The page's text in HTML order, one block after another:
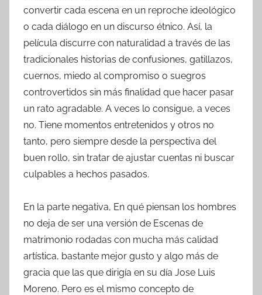
convertir cada escena en un reproche ideológico
o cada diálogo en un discurso étnico. Así, la
película discurre con naturalidad a través de las
tradicionales historias de confusiones, gatillazos,
cuernos, miedo al compromiso o suegros
controvertidos sin más finalidad que hacer pasar
un rato agradable. A veces lo consigue, a veces
no. Tiene momentos entretenidos y otros no
tanto, pero siempre desde la perspectiva del
buen rollo, sin tratar de ajustar cuentas ni buscar
culpables a hechos pasados.
En la parte negativa, En qué piensan los hombres
no deja de ser una versión de Escenas de
matrimonio rodadas con mucha más calidad
artística, bastante mejor gusto y algo más de
gracia que las que dirigía en su día Jose Luis
Moreno. Pero es el mismo concepto de